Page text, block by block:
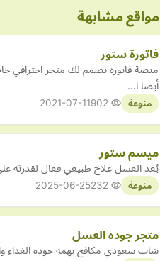
مواقع مشابهة
فاتورة ستور
منصة فاتورة تصمم لك متجر احترافي
أيضا ا…
منوعة 2021-07-11
ميسم ستور
يُعد العسل علاج طبيعي فعال لقدرته
منوعة 2025-06-25
متجر جوده العسل
شاب سعودي مكافح يهمه جودة الغذاء